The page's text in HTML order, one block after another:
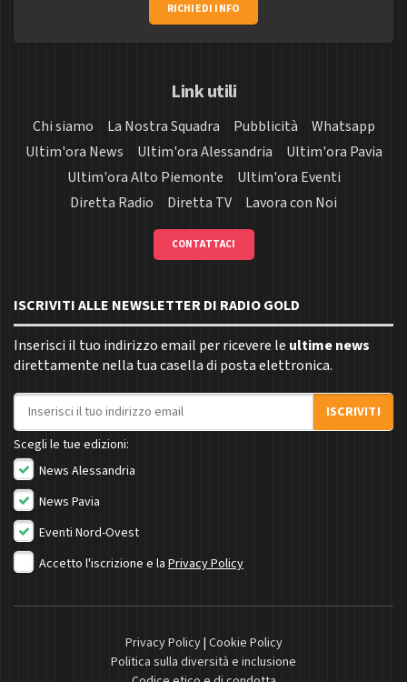
RICHIEDI INFO
Link utili
Chi siamo La Nostra Squadra Pubblicità
Whatsapp
Ultim'ora News
Ultim'ora Alessandria
Ultim'ora Pavia
Ultim'ora Alto Piemonte
Ultim'ora Eventi
Diretta Radio
Diretta TV Lavora con Noi
CONTATTACI
ISCRIVITI ALLE NEWSLETTER DI RADIO GOLD
Inserisci il tuo indirizzo email per ricevere le ultime news
direttamente nella tua casella di posta elettronica.
Indirizzo email
ISCRIVITI
Scegli le tue edizioni:
News Alessandria
News Pavia
Eventi Nord-Ovest
Accetto l'iscrizione e la Privacy Policy
Privacy Policy| Cookie Policy
Politica sulla diversità e inclusione